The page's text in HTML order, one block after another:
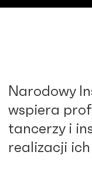
Narodowy
wspiera
tancerzy i
realizacji